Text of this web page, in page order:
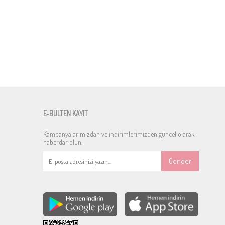
E-BÜLTEN KAYIT
Kampanyalarımızdan ve indirimlerimizden güncel olarak
haberdar olun.
Gönder